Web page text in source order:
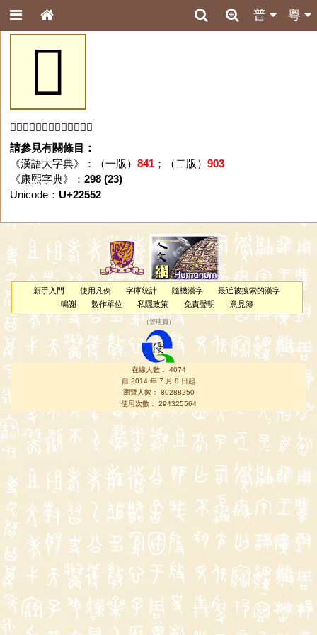
粵
普
𢕒
「𢕒」字未收錄於本資料庫。
請參見有關條目：
《漢語大字典》：（一版） 841；（二版） 903
《康熙字典》： 298 (23)
Unicode： U+22552
新手入門 使用凡例 字庫統計 隨機漢字
最近被搜索的漢字
鳴謝
製作單位 私隱政策 免責聲明 意見簿
（管理員 ）
在線人數： 4074
自 2014 年 7 月 8 日起
瀏覽人數： 80288250
使用次數： 294325564